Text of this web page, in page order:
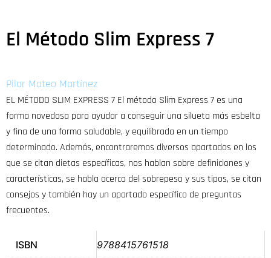
El Método Slim Express 7
Pilar Mateo Martínez
EL MÉTODO SLIM EXPRESS 7 El método Slim Express 7 es una
forma novedosa para ayudar a conseguir una silueta más esbelta
y fina de una forma saludable, y equilibrada en un tiempo
determinado. Además, encontraremos diversos apartados en los
que se citan dietas específicas, nos hablan sobre definiciones y
características, se habla acerca del sobrepeso y sus tipos, se citan
consejos y también hay un apartado específico de preguntas
frecuentes.
ISBN 9788415761518